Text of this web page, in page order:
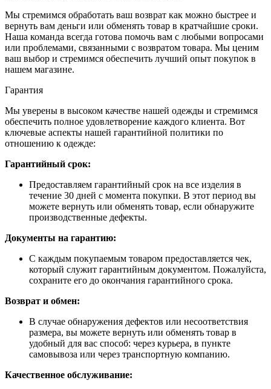
Мы стремимся обработать ваш возврат как можно быстрее и
вернуть вам деньги или обменять товар в кратчайшие сроки.
Наша команда всегда готова помочь вам с любыми вопросами
или проблемами, связанными с возвратом товара. Мы ценим
ваш выбор и стремимся обеспечить лучший опыт покупок в
нашем магазине.
Гарантия
Мы уверены в высоком качестве нашей одежды и стремимся
обеспечить полное удовлетворение каждого клиента. Вот
ключевые аспекты нашей гарантийной политики по
отношению к одежде:
Гарантийный срок:
Предоставляем гарантийный срок на все изделия в
течение 30 дней с момента покупки. В этот период вы
можете вернуть или обменять товар, если обнаружите
производственные дефекты.
Документы на гарантию:
С каждым покупаемым товаром предоставляется чек,
который служит гарантийным документом. Пожалуйста,
сохраните его до окончания гарантийного срока.
Возврат и обмен:
В случае обнаружения дефектов или несоответствия
размера, вы можете вернуть или обменять товар в
удобный для вас способ: через курьера, в пункте
самовывоза или через транспортную компанию.
Качественное обслуживание: